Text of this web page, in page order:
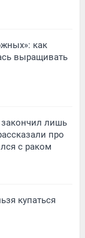
как
выращивать
лишь
про
с раком
купаться